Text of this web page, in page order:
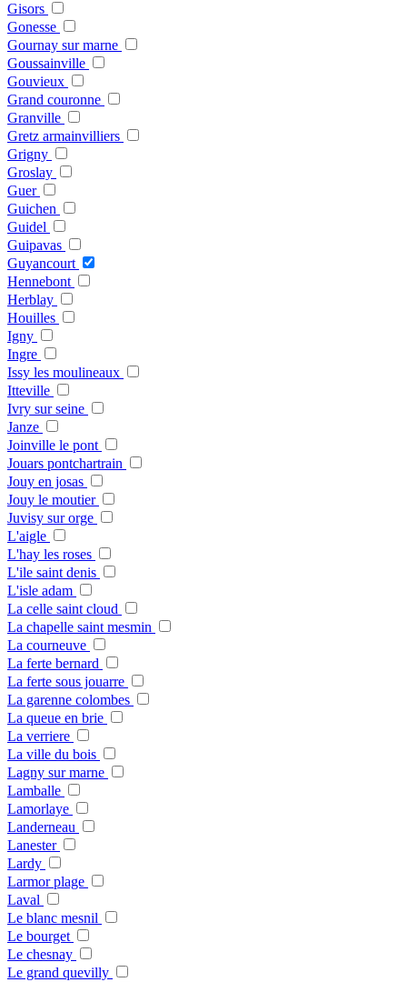
Gisors
Gonesse
Gournay sur marne
Goussainville
Gouvieux
Grand couronne
Granville
Gretz armainvilliers
Grigny
Groslay
Guer
Guichen
Guidel
Guipavas
Guyancourt
Hennebont
Herblay
Houilles
Igny
Ingre
Issy les moulineaux
Itteville
Ivry sur seine
Janze
Joinville le pont
Jouars pontchartrain
Jouy en josas
Jouy le moutier
Juvisy sur orge
L'aigle
L'hay les roses
L'ile saint denis
L'isle adam
La celle saint cloud
La chapelle saint mesmin
La courneuve
La ferte bernard
La ferte sous jouarre
La garenne colombes
La queue en brie
La verriere
La ville du bois
Lagny sur marne
Lamballe
Lamorlaye
Landerneau
Lanester
Lardy
Larmor plage
Laval
Le blanc mesnil
Le bourget
Le chesnay
Le grand quevilly